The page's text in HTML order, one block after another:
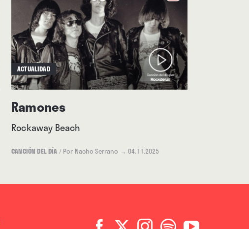
ACTUALIDAD
Ramones
Rockaway Beach
CANCIÓN DEL DÍA / Por Nacho Serrano → 04.11.2025